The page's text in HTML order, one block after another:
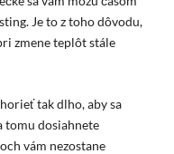
Je to z toho dôvodu,
zmene teplôt stále
tak dlho, aby sa
tomu dosiahnete
vám nezostane